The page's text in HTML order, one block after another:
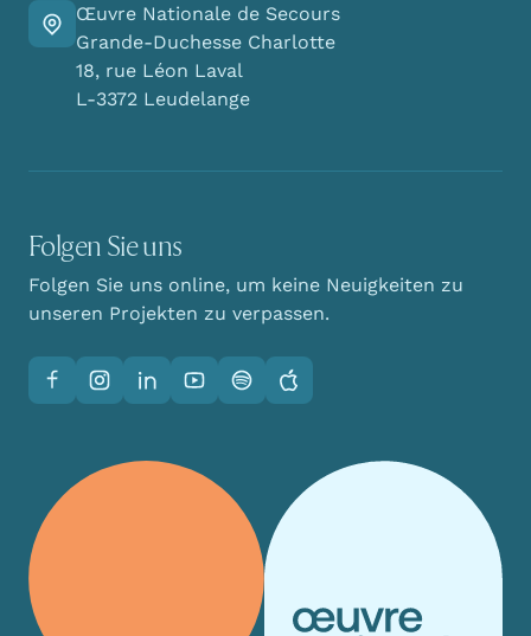
Finden Sie den Weg zu uns
Œuvre Nationale de Secours
Grande-Duchesse Charlotte
18, rue Léon Laval
L-3372 Leudelange
Folgen Sie uns
Folgen Sie uns online, um keine Neuigkeiten zu
unseren Projekten zu verpassen.
FacebookInstagramLinkedInYouTubeSpotifyApple